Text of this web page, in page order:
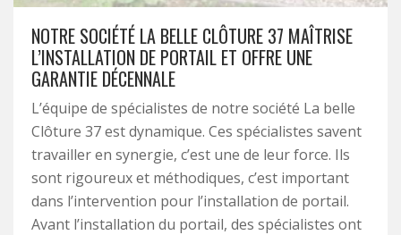
NOTRE SOCIÉTÉ LA BELLE CLÔTURE 37 MAÎTRISE
L’INSTALLATION DE PORTAIL ET OFFRE UNE
GARANTIE DÉCENNALE
L’équipe de spécialistes de notre société La belle
Clôture 37 est dynamique. Ces spécialistes savent
travailler en synergie, c’est une de leur force. Ils
sont rigoureux et méthodiques, c’est important
dans l’intervention pour l’installation de portail.
Avant l’installation du portail, des spécialistes ont